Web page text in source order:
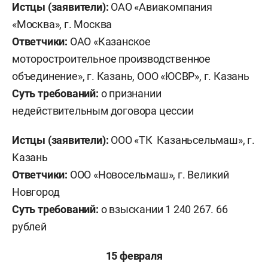
Истцы (заявители): ОАО «Авиакомпания
«Москва», г. Москва
Ответчики: ОАО «Казанское
моторостроительное производственное
объединение», г. Казань, ООО «ЮСВР», г. Казань
Суть требований: о признании
недействительным договора цессии
Истцы (заявители): ООО «ТК Казаньсельмаш», г.
Казань
Ответчики: ООО «Новосельмаш», г. Великий
Новгород
Суть требований: о взыскании 1 240 267. 66
рублей
15 февраля